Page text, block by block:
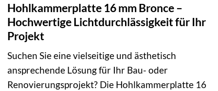
Hohlkammerplatte 16 mm Bronce –
Hochwertige Lichtdurchlässigkeit für Ihr
Projekt
Suchen Sie eine vielseitige und ästhetisch
ansprechende Lösung für Ihr Bau- oder
Renovierungsprojekt? Die Hohlkammerplatte 16